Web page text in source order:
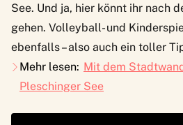
See. Und ja, hier könnt ihr nach
gehen. Volleyball- und
ebenfalls – also auch ein toller
Mehr lesen: Mit dem
Pleschinger See